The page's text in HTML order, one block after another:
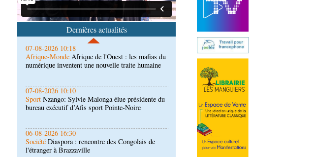
Dernières actualités
07-08-2026 10:18
Afrique de l'Ouest : les mafias du
numérique inventent une nouvelle traite humaine
07-08-2026 10:10
SportNzango: Sylvie Malonga élue présidente du
bureau exécutif d’Afis sport Pointe-Noire
06-08-2026 16:30
SociétéDiaspora : rencontre des Congolais de
l'étranger à Brazzaville
06-08-2026 15:30
ÉconomieAgriculture : Denis Sassou N'Guesso
lance la deuxième édition de la Grande foire